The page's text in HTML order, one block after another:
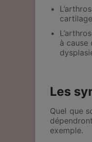
à cause
Les
Quel que
exemple.